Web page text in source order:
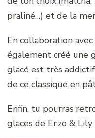
praliné…) et de la
En collaboration
également créé une
glacé est très
de ce classique en
Enfin, tu pourras
glaces de Enzo &